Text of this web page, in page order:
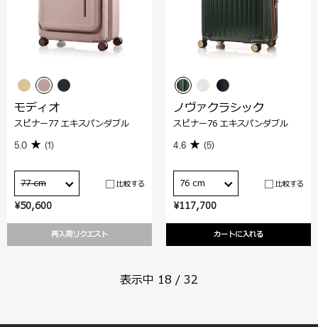
¥50,600
再入荷リクエスト
モディオ
スピナー77 エキスパンダブル
5.0 (1)
77 cm 比較する
¥117,700
カートに入れる
ノヴァクラシック
スピナー76 エキスパンダブル
4.6 (5)
76 cm 比較する
表示中 18 / 32